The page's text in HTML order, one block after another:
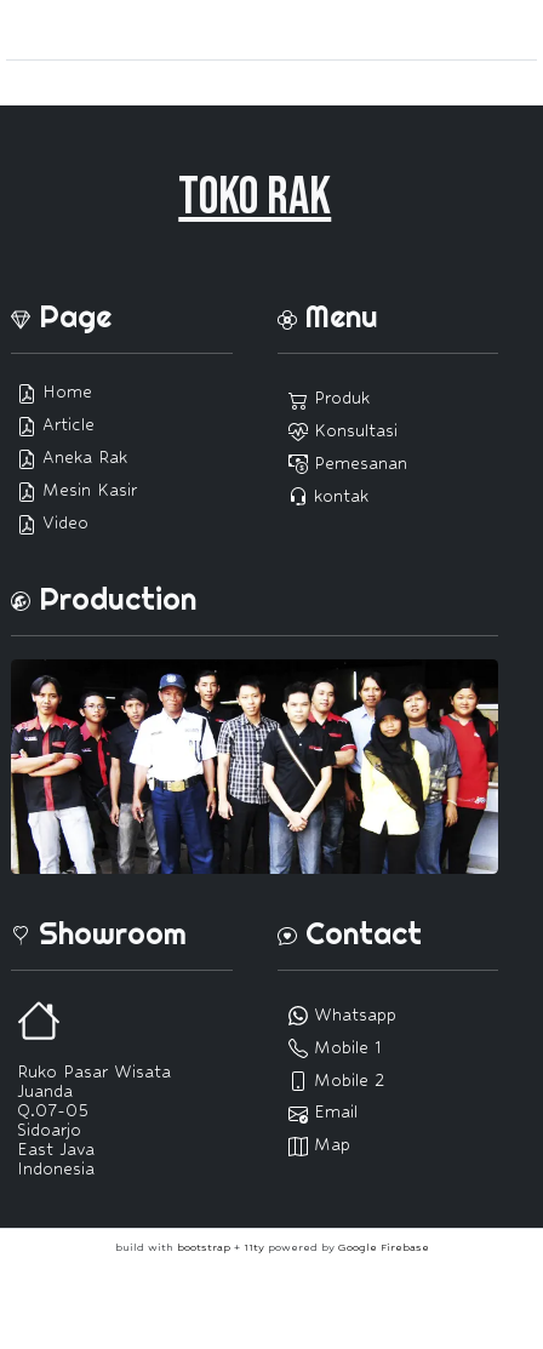
Toko Rak
Page
Home
Article
Aneka Rak
Mesin Kasir
Video
Menu
Produk
Konsultasi
Pemesanan
kontak
Production
Showroom
Ruko Pasar Wisata
Juanda
Q.07-05
Sidoarjo
East Java
Indonesia
Contact
Whatsapp
Mobile 1
Mobile 2
Email
Map
build with bootstrap+ 11typowered by Google Firebase